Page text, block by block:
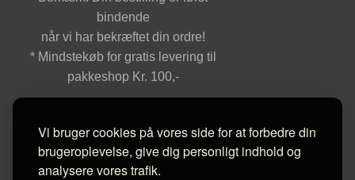
Vi bruger cookies på vores side for at forbedre din
brugeroplevelse, give dig personligt indhold og
analysere vores trafik.
bindende
når vi har bekræftet din ordre!
* Mindstekøb for gratis levering til
pakkeshop Kr. 100,-